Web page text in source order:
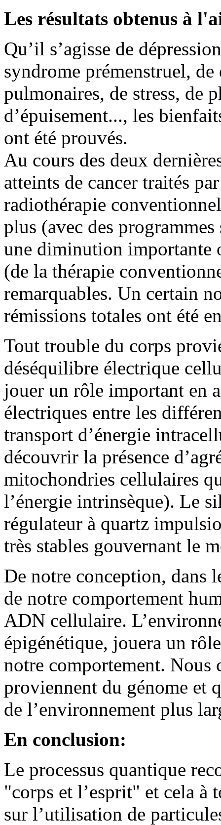
Les résultats obtenus à
Qu’il s’agisse de
syndrome prémenstruel,
pulmonaires, de stress, de
d’épuisement..., les
ont été prouvés.
Au cours des deux
atteints de cancer traités
radiothérapie
plus (avec des
une diminution importante
(de la thérapie
remarquables. Un certain
rémissions totales ont été
Tout trouble du corps
déséquilibre électrique
jouer un rôle important en
électriques entre les
transport d’énergie
découvrir la présence
mitochondries cellulaires
l’énergie intrinsèque). Le
régulateur à quartz
très stables gouvernant le
De notre conception, dans
de notre comportement
ADN cellulaire.
épigénétique, jouera un
notre comportement. Nous
proviennent du génome et
de l’environnement plus
En conclusion:
Le processus quantique
"corps et l’esprit" et cela à
sur l’utilisation de